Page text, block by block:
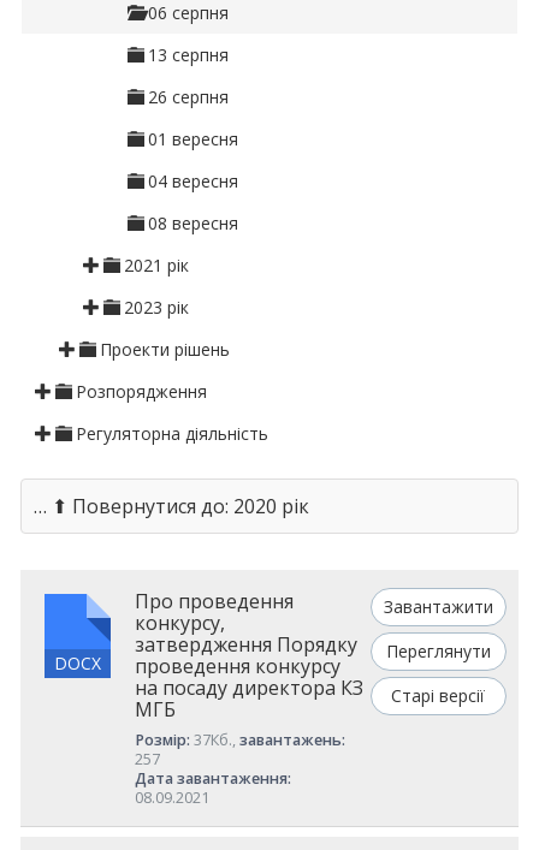
06 серпня
13 серпня
26 серпня
01 вересня
04 вересня
08 вересня
2021 рік
2023 рік
Проекти рішень
Розпорядження
Регуляторна діяльність
… ⬆ Повернутися до: 2020 рік
DOCX
Про проведення
конкурсу,
затвердження Порядку
проведення конкурсу
на посаду директора КЗ
МГБ
Розмір:37Кб.,завантажень:
257
Дата завантаження:
08.09.2021
Завантажити
Переглянути
Старі версії